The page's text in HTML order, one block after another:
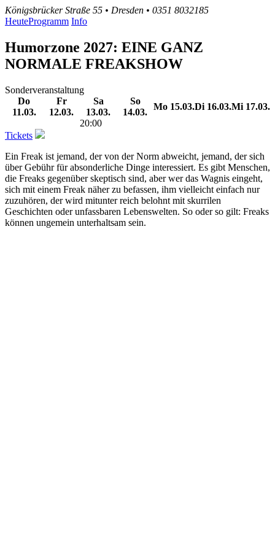
Königsbrücker Straße 55 • Dresden • 0351 8032185
HeuteProgramm Info
Humorzone 2027: EINE GANZ
NORMALE FREAKSHOW
Sonderveranstaltung
Do
11.03.
Fr
12.03.
Sa
13.03.
So
14.03.
Mo 15.03.Di 16.03.Mi 17.03.
20:00
Tickets
Ein Freak ist jemand, der von der Norm abweicht, jemand, der sich
über Gebühr für absonderliche Dinge interessiert. Es gibt Menschen,
die Freaks gegenüber skeptisch sind, aber wer das Wagnis eingeht,
sich mit einem Freak näher zu befassen, ihm vielleicht einfach nur
zuzuhören, der wird mitunter reich belohnt mit skurrilen
Geschichten oder unfassbaren Lebenswelten. So oder so gilt: Freaks
können ungemein unterhaltsam sein.